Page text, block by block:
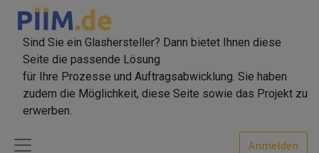
Sind Sie ein Glashersteller? Dann bietet Ihnen diese
Seite die passende Lösung
für Ihre Prozesse und Auftragsabwicklung. Sie haben
zudem die Möglichkeit, diese Seite sowie das Projekt zu
erwerben.
Anmelden